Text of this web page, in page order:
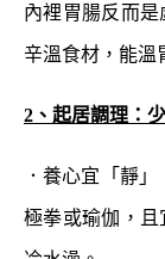
內裡胃腸反而
辛溫食材，能溫
2、起居調理：
．養心宜「靜
極拳或瑜伽，